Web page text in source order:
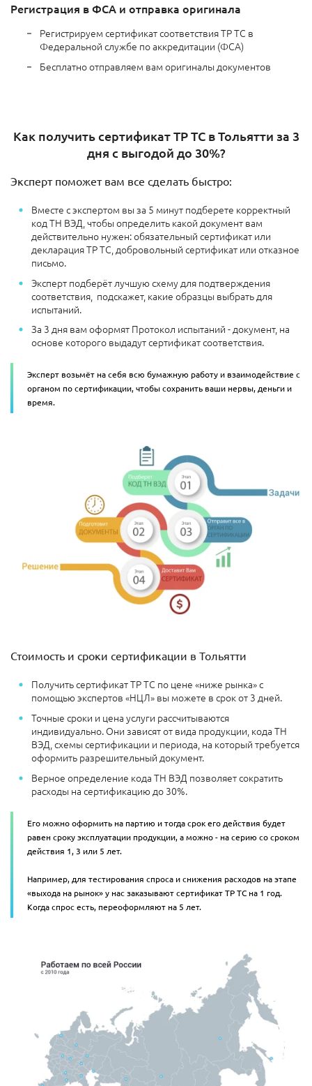
Регистрация в ФСА и отправка оригинала
Регистрируем сертификат соответствия ТР ТС в
Федеральной службе по аккредитации (ФСА)
Бесплатно отправляем вам оригиналы документов
Как получить сертификат ТР ТС в Тольятти за 3
дня с выгодой до 30%?
Эксперт поможет вам все сделать быстро:
Вместе с экспертом вы за 5 минут подберете корректный
код ТН ВЭД, чтобы определить какой документ вам
действительно нужен: обязательный сертификат или
декларация ТР ТС, добровольный сертификат или отказное
письмо.
Эксперт подберёт лучшую схему для подтверждения
соответствия, подскажет, какие образцы выбрать для
испытаний.
За 3 дня вам оформят Протокол испытаний - документ, на
основе которого выдадут сертификат соответствия.
Эксперт возьмёт на себя всю бумажную работу и взаимодействие с
органом по сертификации, чтобы сохранить ваши нервы, деньги и
время.
Стоимость и сроки сертификации в Тольятти
Получить сертификат ТР ТС по цене «ниже рынка» с
помощью экспертов «НЦЛ» вы можете в срок от 3 дней.
Точные сроки и цена услуги рассчитываются
индивидуально. Они зависят от вида продукции, кода ТН
ВЭД, схемы сертификации и периода, на который требуется
оформить разрешительный документ.
Верное определение кода ТН ВЭД позволяет сократить
расходы на сертификацию до 30%.
Его можно оформить на партию и тогда срок его действия будет
равен сроку эксплуатации продукции, а можно - на серию со сроком
действия 1, 3 или 5 лет.
Например, для тестирования спроса и снижения расходов на этапе
«выхода на рынок» у нас заказывают сертификат ТР ТС на 1 год.
Когда спрос есть, переоформляют на 5 лет.